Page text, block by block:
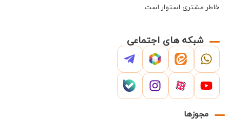
خاطر مشتری استوار است.
شبکه های اجتماعی
مجوزها